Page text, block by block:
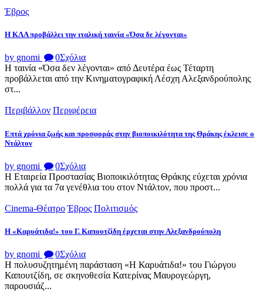
Έβρος
Η ΚΛΑ προβάλλει την ιταλική ταινία «Όσα δε λέγονται»
by gnomi 0Σχόλια
Η ταινία «Όσα δεν λέγονται» από Δευτέρα έως Τέταρτη
προβάλλεται από την Κινηματογραφική Λέσχη Αλεξανδρούπολης
στ...
Περιβάλλον Περιφέρεια
Επτά χρόνια ζωής και προσφοράς στην βιοποικιλότητα της Θράκης έκλεισε ο
Ντάλτον
by gnomi 0Σχόλια
Η Εταιρεία Προστασίας Βιοποικιλότητας Θράκης εύχεται χρόνια
πολλά για τα 7α γενέθλια του στον Ντάλτον, που προστ...
Cinema-Θέατρο Έβρος Πολιτισμός
Η «Καρυάτιδα!» του Γ. Καπουτζίδη έρχεται στην Αλεξανδρούπολη
by gnomi 0Σχόλια
Η πολυσυζητημένη παράσταση «Η Καρυάτιδα!» του Γιώργου
Καπουτζίδη, σε σκηνοθεσία Κατερίνας Μαυρογεώργη,
παρουσιάζ...